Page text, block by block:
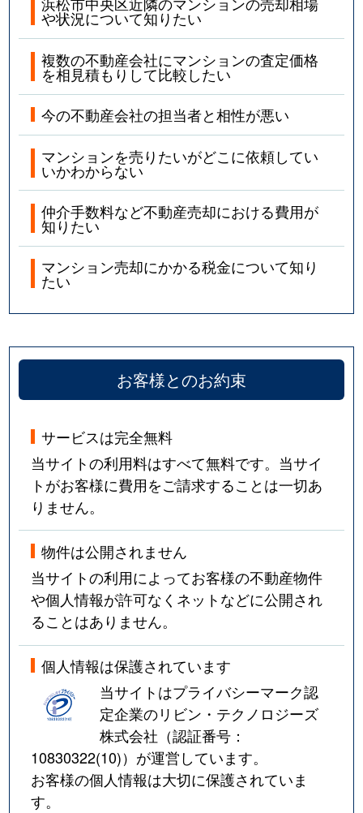
や状況について知りたい
複数の不動産会社にマンションの査定価格
を相見積もりして比較したい
今の不動産会社の担当者と相性が悪い
マンションを売りたいがどこに依頼してい
いかわからない
仲介手数料など不動産売却における費用が
知りたい
マンション売却にかかる税金について知り
たい
お客様とのお約束
サービスは完全無料
当サイトの利用料はすべて無料です。当サイ
トがお客様に費用をご請求することは一切あ
りません。
物件は公開されません
当サイトの利用によってお客様の不動産物件
や個人情報が許可なくネットなどに公開され
ることはありません。
個人情報は保護されています
当サイトはプライバシーマーク認
定企業のリビン・テクノロジーズ
株式会社（認証番号：
10830322(10)）が運営しています。
お客様の個人情報は大切に保護されていま
す。